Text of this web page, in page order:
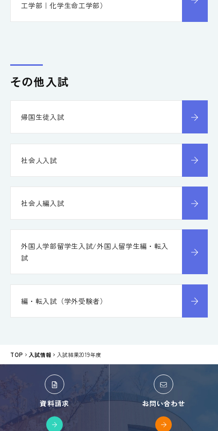
工学部｜化学生命工学部）
その他入試
帰国生徒入試
社会人入試
社会人編入試
外国人学部留学生入試/外国人留学生編・転入
試
編・転入試（学外受験者）
TOP 入試情報 入試結果2019年度
資料請求 お問い合わせ